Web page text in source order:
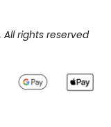
All rights reserved